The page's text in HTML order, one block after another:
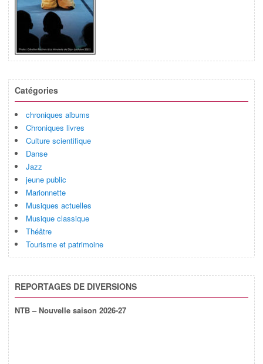
Catégories
chroniques albums
Chroniques livres
Culture scientifique
Danse
Jazz
jeune public
Marionnette
Musiques actuelles
Musique classique
Théâtre
Tourisme et patrimoine
REPORTAGES DE DIVERSIONS
NTB – Nouvelle saison 2026-27